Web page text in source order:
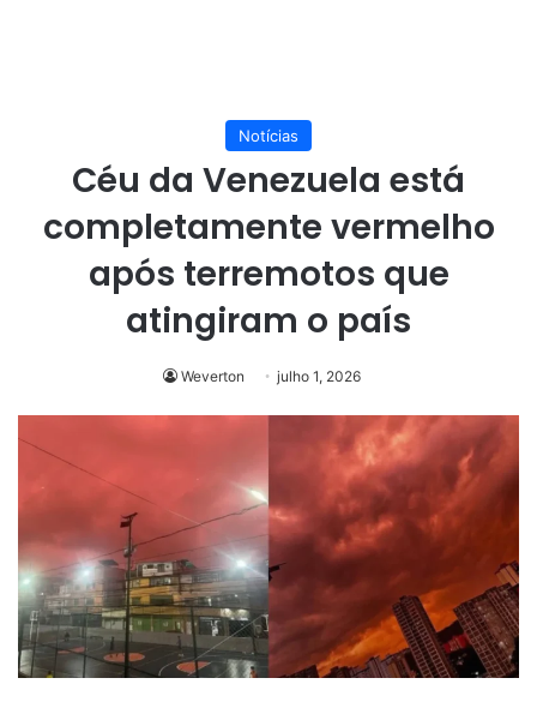
Notícias
Céu da Venezuela está
completamente vermelho
após terremotos que
atingiram o país
Weverton julho 1, 2026